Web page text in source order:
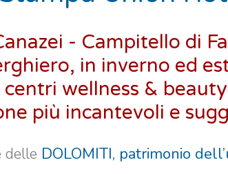
- Campitello di
in inverno ed
wellness &
più incantevoli e
delle DOLOMITI, patrimonio